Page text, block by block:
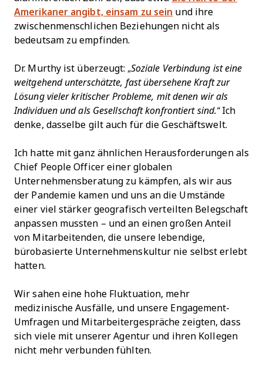
Amerikaner angibt, einsam zu sein und ihre
zwischenmenschlichen Beziehungen nicht als
bedeutsam zu empfinden.
Dr. Murthy ist überzeugt: „Soziale Verbindung ist eine
weitgehend unterschätzte, fast übersehene Kraft zur
Lösung vieler kritischer Probleme, mit denen wir als
Individuen und als Gesellschaft konfrontiert sind.“Ich
denke, dasselbe gilt auch für die Geschäftswelt.
Ich hatte mit ganz ähnlichen Herausforderungen als
Chief People Officer einer globalen
Unternehmensberatung zu kämpfen, als wir aus
der Pandemie kamen und uns an die Umstände
einer viel stärker geografisch verteilten Belegschaft
anpassen mussten – und an einen großen Anteil
von Mitarbeitenden, die unsere lebendige,
bürobasierte Unternehmenskultur nie selbst erlebt
hatten.
Wir sahen eine hohe Fluktuation, mehr
medizinische Ausfälle, und unsere Engagement-
Umfragen und Mitarbeitergespräche zeigten, dass
sich viele mit unserer Agentur und ihren Kollegen
nicht mehr verbunden fühlten.